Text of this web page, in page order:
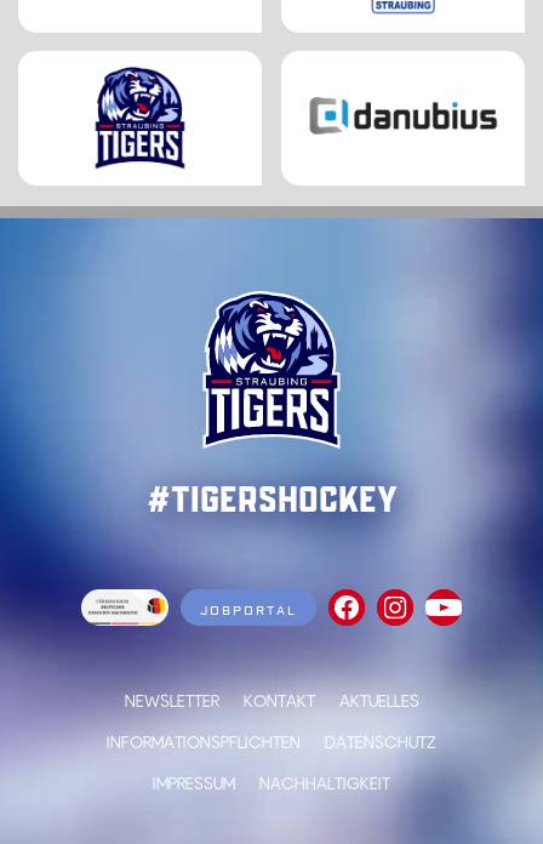
#TigersHockey
JOBPORTAL
NEWSLETTER KONTAKT
AKTUELLES
INFORMATIONSPFLICHTEN
DATENSCHUTZ
IMPRESSUM
NACHHALTIGKEIT